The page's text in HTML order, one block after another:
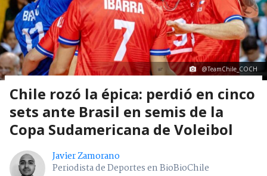
@TeamChile_COCH
Chile rozó la épica: perdió en cinco
sets ante Brasil en semis de la
Copa Sudamericana de Voleibol
Javier Zamorano
Periodista de Deportes en BioBioChile